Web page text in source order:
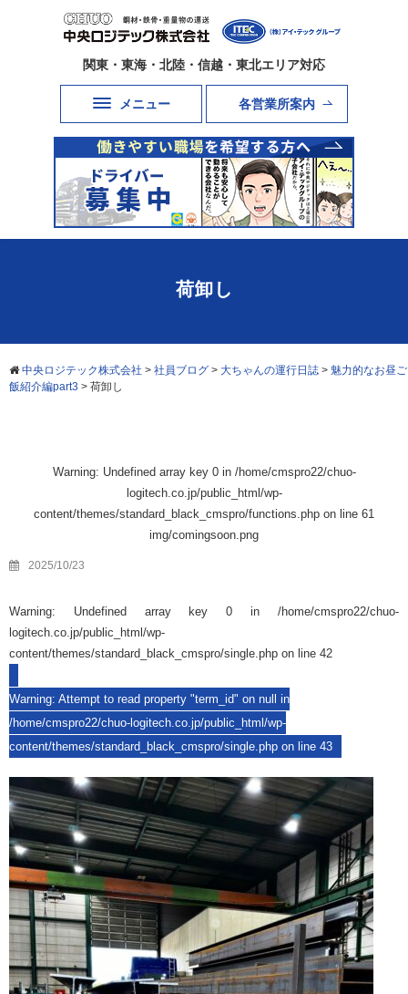
関東・東海・北陸・信越・東北エリア対応
メニュー 各営業所案内
荷卸し
中央ロジテック株式会社 > 社員ブログ > 大ちゃんの運行日誌 > 魅力的なお昼ご
飯紹介編part3 > 荷卸し
Warning: Undefined array key 0 in /home/cmspro22/chuo-
logitech.co.jp/public_html/wp-
content/themes/standard_black_cmspro/functions.php on line 61
img/comingsoon.png
2025/10/23
Warning: Undefined array key 0 in /home/cmspro22/chuo-
logitech.co.jp/public_html/wp-
content/themes/standard_black_cmspro/single.php on line 42
Warning: Attempt to read property "term_id" on null in
/home/cmspro22/chuo-logitech.co.jp/public_html/wp-
content/themes/standard_black_cmspro/single.php on line 43